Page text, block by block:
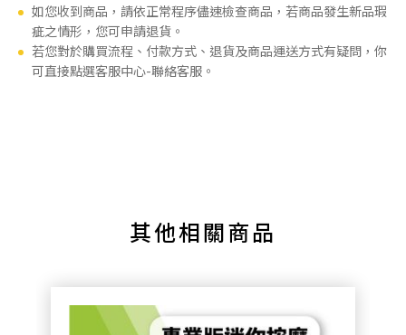
如您收到商品，請依正常程序儘速檢查商品，若商品發生新品瑕
疵之情形，您可申請退貨。
若您對於購買流程、付款方式、退貨及商品運送方式有疑問，你
可直接點選客服中心-聯絡客服。
其他相關商品